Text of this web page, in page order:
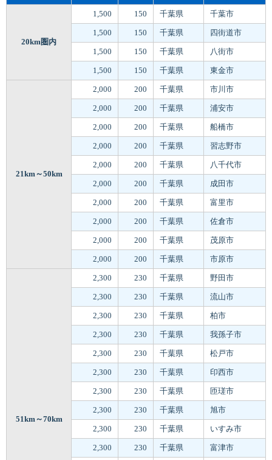
20km圏内
1,500 150 千葉県 千葉市
1,500 150 千葉県 四街道市
1,500 150 千葉県 八街市
1,500 150 千葉県 東金市
21km～50km
2,000 200 千葉県 市川市
2,000 200 千葉県 浦安市
2,000 200 千葉県 船橋市
2,000 200 千葉県 習志野市
2,000 200 千葉県 八千代市
2,000 200 千葉県 成田市
2,000 200 千葉県 富里市
2,000 200 千葉県 佐倉市
2,000 200 千葉県 茂原市
2,000 200 千葉県 市原市
51km～70km
2,300 230 千葉県 野田市
2,300 230 千葉県 流山市
2,300 230 千葉県 柏市
2,300 230 千葉県 我孫子市
2,300 230 千葉県 松戸市
2,300 230 千葉県 印西市
2,300 230 千葉県 匝瑳市
2,300 230 千葉県 旭市
2,300 230 千葉県 いすみ市
2,300 230 千葉県 富津市